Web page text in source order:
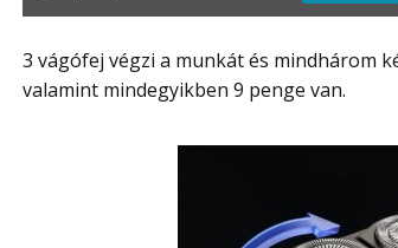
3 vágófej végzi a munkát és mindhárom képes alkalmazkodni a fej formájához,
valamint mindegyikben 9 penge van.